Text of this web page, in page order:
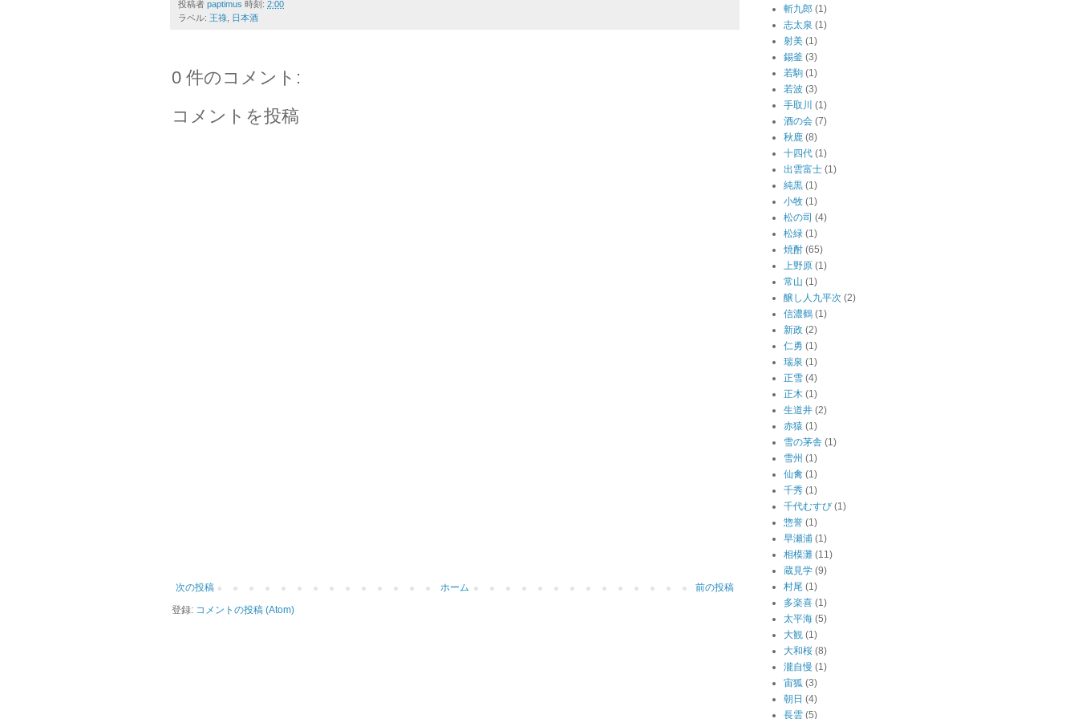
投稿者 paptimus 時刻: 2:00
ラベル: 王祿 日本酒
0 件のコメント:
コメントを投稿
次の投稿 前の投稿
ホーム
登録: コメントの投稿 (Atom)
斬九郎 (1)
志太泉 (1)
射美 (1)
錫釜 (3)
若駒 (1)
若波 (3)
手取川 (1)
酒の会 (7)
秋鹿 (8)
十四代 (1)
出雲富士 (1)
純黒 (1)
小牧 (1)
松の司 (4)
松緑 (1)
焼酎 (65)
上野原 (1)
常山 (1)
醸し人九平次 (2)
信濃鶴 (1)
新政 (2)
仁勇 (1)
瑞泉 (1)
正雪 (4)
正木 (1)
生道井 (2)
赤猿 (1)
雪の茅舎 (1)
雪州 (1)
仙禽 (1)
千秀 (1)
千代むすび (1)
惣誉 (1)
早瀬浦 (1)
相模灘 (11)
蔵見学 (9)
村尾 (1)
多楽喜 (1)
太平海 (5)
大観 (1)
大和桜 (8)
瀧自慢 (1)
宙狐 (3)
朝日 (4)
長雲 (5)